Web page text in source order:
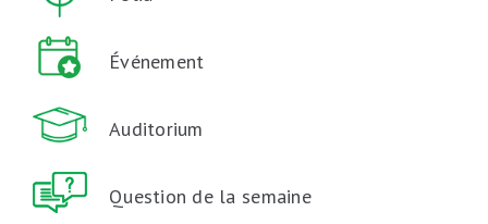
Événement
Auditorium
Question de la semaine